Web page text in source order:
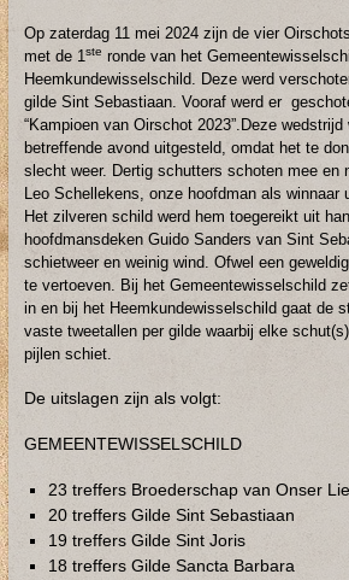
Op zaterdag 11 mei 2024 zijn de vier
met de 1ste ronde van het
Heemkundewisselschild. Deze werd
gilde Sint Sebastiaan. Vooraf werd er
“Kampioen van Oirschot 2023”.Deze
betreffende avond uitgesteld, omdat het te
slecht weer. Dertig schutters schoten mee en
Leo Schellekens, onze hoofdman als winnaar
Het zilveren schild werd hem toegereikt uit
hoofdmansdeken Guido Sanders van Sint
schietweer en weinig wind. Ofwel een
te vertoeven. Bij het Gemeentewisselschild
in en bij het Heemkundewisselschild gaat de
vaste tweetallen per gilde waarbij elke
pijlen schiet.
De uitslagen zijn als volgt:
GEMEENTEWISSELSCHILD
23 treffers Broederschap van Onser
20 treffers Gilde Sint Sebastiaan
19 treffers Gilde Sint Joris
18 treffers Gilde Sancta Barbara